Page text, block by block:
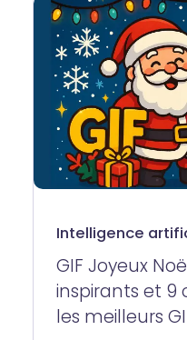
Intelligence
GIF Joyeux
inspirants et 9
les meilleurs